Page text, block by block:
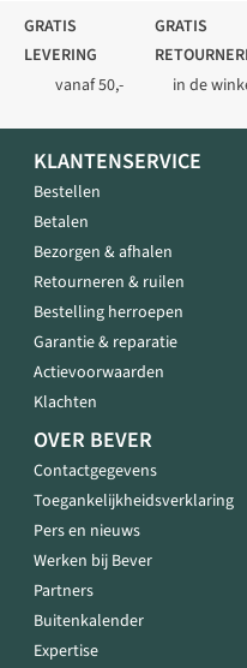
GRATIS
LEVERING
vanaf 50,-
GRATIS
in de
KLANTENSERVICE
Bestellen
Betalen
Bezorgen & afhalen
Retourneren & ruilen
Bestelling herroepen
Garantie & reparatie
Actievoorwaarden
Klachten
OVER BEVER
Contactgegevens
Toegankelijkheidsverklaring
Pers en nieuws
Werken bij Bever
Partners
Buitenkalender
Expertise